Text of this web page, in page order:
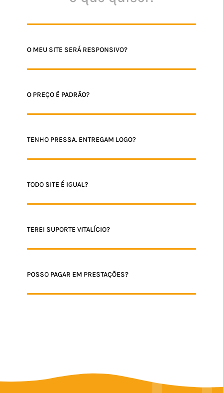
O MEU SITE SERÁ RESPONSIVO?
O PREÇO Ë PADRÃO?
TENHO PRESSA. ENTREGAM LOGO?
TODO SITE É IGUAL?
TEREI SUPORTE VITALÍCIO?
POSSO PAGAR EM PRESTAÇÕES?